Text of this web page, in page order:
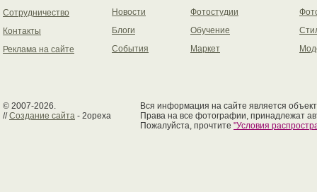
Сотрудничество
Контакты
Реклама на сайте
Новости
Блоги
События
Фотостудии
Обучение
Маркет
© 2007-2026.
//Создание сайта - 2opexa
Вся информация на сайте является
Права на все фотографии, принадлежат
Пожалуйста, прочтите "Условия